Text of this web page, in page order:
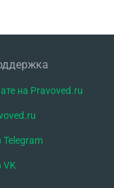
на Pravoved.ru
VK